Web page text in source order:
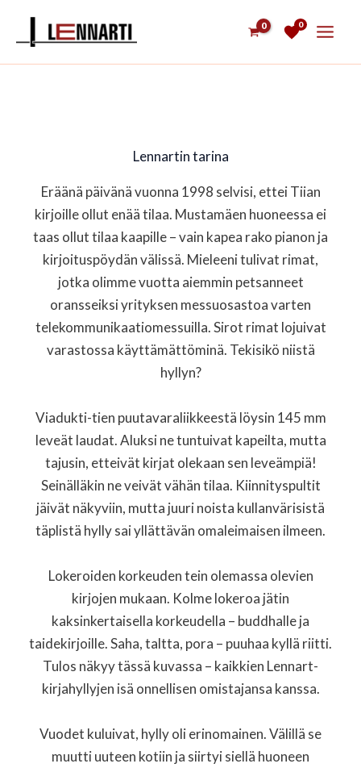
0
Lennartin tarina
Eräänä päivänä vuonna 1998 selvisi, ettei Tiian
kirjoille ollut enää tilaa. Mustamäen huoneessa ei
taas ollut tilaa kaapille – vain kapea rako pianon ja
kirjoituspöydän välissä. Mieleeni tulivat rimat,
jotka olimme vuotta aiemmin petsanneet
oransseiksi yrityksen messuosastoa varten
telekommunikaatiomessuilla. Sirot rimat lojuivat
varastossa käyttämättöminä. Tekisikö niistä
hyllyn?
Viadukti-tien puutavaraliikkeestä löysin 145 mm
leveät laudat. Aluksi ne tuntuivat kapeilta, mutta
tajusin, etteivät kirjat olekaan sen leveämpiä!
Seinälläkin ne veivät vähän tilaa. Kiinnityspultit
jäivät näkyviin, mutta juuri noista kullanvärisistä
täplistä hylly sai yllättävän omaleimaisen ilmeen.
Lokeroiden korkeuden tein olemassa olevien
kirjojen mukaan. Kolme lokeroa jätin
kaksinkertaisella korkeudella – buddhalle ja
taidekirjoille. Saha, taltta, pora – puuhaa kyllä riitti.
Tulos näkyy tässä kuvassa – kaikkien Lennart-
kirjahyllyjen isä onnellisen omistajansa kanssa.
Vuodet kuluivat, hylly oli erinomainen. Välillä se
muutti uuteen kotiin ja siirtyi siellä huoneen